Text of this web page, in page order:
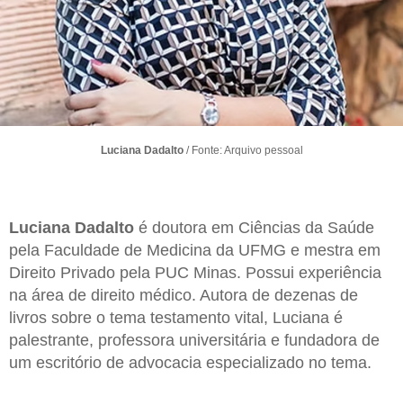
Luciana Dadalto/ Fonte: Arquivo pessoal
Luciana Dadalto é doutora em Ciências da Saúde
pela Faculdade de Medicina da UFMG e mestra em
Direito Privado pela PUC Minas. Possui experiência
na área de direito médico. Autora de dezenas de
livros sobre o tema testamento vital, Luciana é
palestrante, professora universitária e fundadora de
um escritório de advocacia especializado no tema.